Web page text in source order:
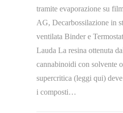
tramite evaporazione su
AG, Decarbossilazione in
ventilata Binder e
Lauda La resina ottenuta
cannabinoidi con solvente
supercritica (leggi qui)
i composti…